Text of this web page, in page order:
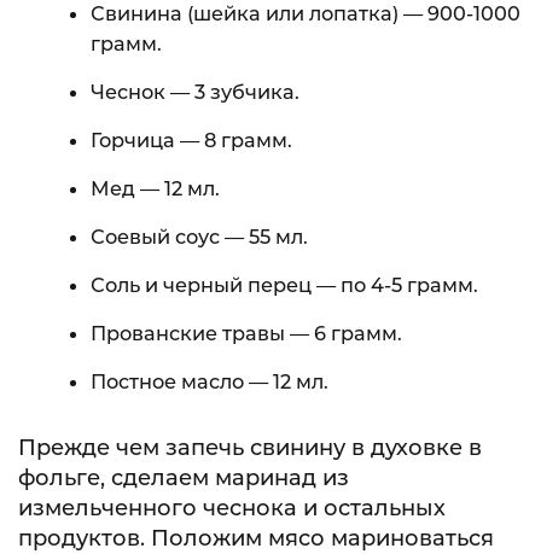
Свинина (шейка или лопатка) — 900-1000
грамм.
Чеснок — 3 зубчика.
Горчица — 8 грамм.
Мед — 12 мл.
Соевый соус — 55 мл.
Соль и черный перец — по 4-5 грамм.
Прованские травы — 6 грамм.
Постное масло — 12 мл.
Прежде чем запечь свинину в духовке в
фольге, сделаем маринад из
измельченного чеснока и остальных
продуктов. Положим мясо мариноваться